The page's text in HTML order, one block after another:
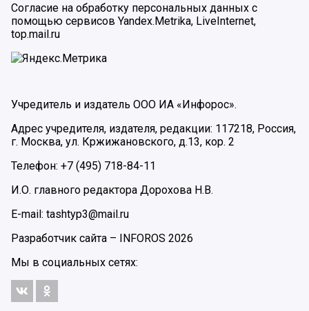
Согласие на обработку персональных данных с
помощью сервисов Yandex.Metrika, LiveInternet,
top.mail.ru
Учредитель и издатель ООО ИА «Инфорос».
Адрес учредителя, издателя, редакции: 117218, Россия,
г. Москва, ул. Кржижановского, д.13, кор. 2
Телефон: +7 (495) 718-84-11
И.О. главного редактора Дорохова Н.В.
E-mail: tashtyp3@mail.ru
Разработчик сайта – INFOROS 2026
Мы в социальных сетях: